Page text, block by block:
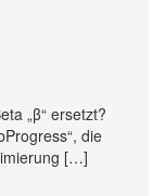
„β“ er­setzt?
die
[…]